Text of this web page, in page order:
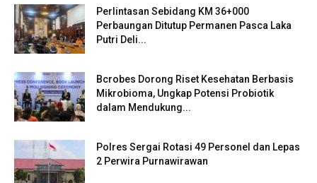
Perlintasan Sebidang KM 36+000
Perbaungan Ditutup Permanen Pasca Laka
Putri Deli...
Bcrobes Dorong Riset Kesehatan Berbasis
Mikrobioma, Ungkap Potensi Probiotik
dalam Mendukung...
Polres Sergai Rotasi 49 Personel dan Lepas
2 Perwira Purnawirawan